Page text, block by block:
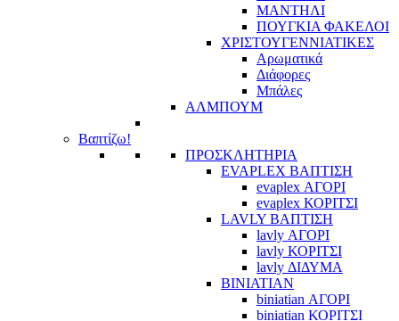
ΜΑΝΤΗΛΙ
ΠΟΥΓΚΙΑ ΦΑΚΕΛΟΙ
ΧΡΙΣΤΟΥΓΕΝΝΙΑΤΙΚΕΣ
Αρωματικά
Διάφορες
Μπάλες
ΑΛΜΠΟΥΜ
Βαπτίζω!
ΠΡΟΣΚΛΗΤΗΡΙΑ
EVAPLEX ΒΑΠΤΙΣΗ
evaplex ΑΓΟΡΙ
evaplex ΚΟΡΙΤΣΙ
LAVLY ΒΑΠΤΙΣΗ
lavly ΑΓΟΡΙ
lavly ΚΟΡΙΤΣΙ
lavly ΔΙΔΥΜΑ
BINIATIAN
biniatian ΑΓΟΡΙ
biniatian ΚΟΡΙΤΣΙ